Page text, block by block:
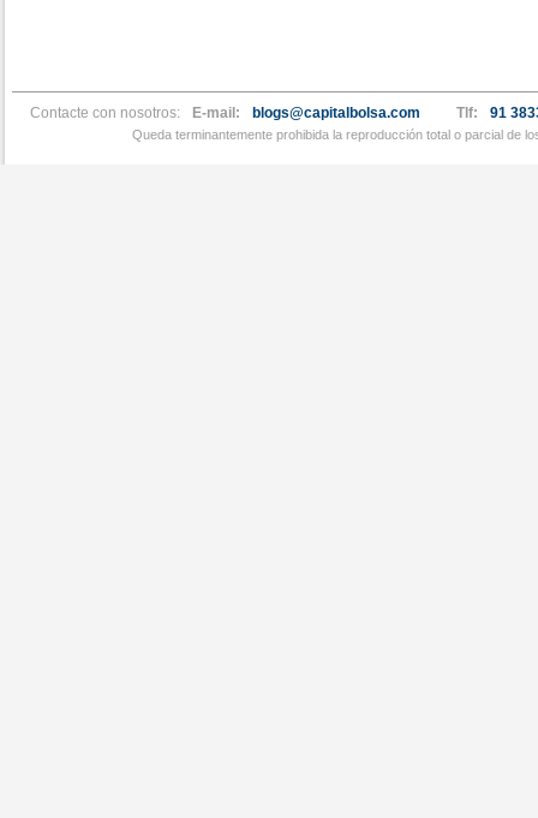
Contacte con nosotros: E-mail: blogs@capitalbolsa.com Tlf: 91
Queda terminantemente prohibida la reproducción total o parcial de